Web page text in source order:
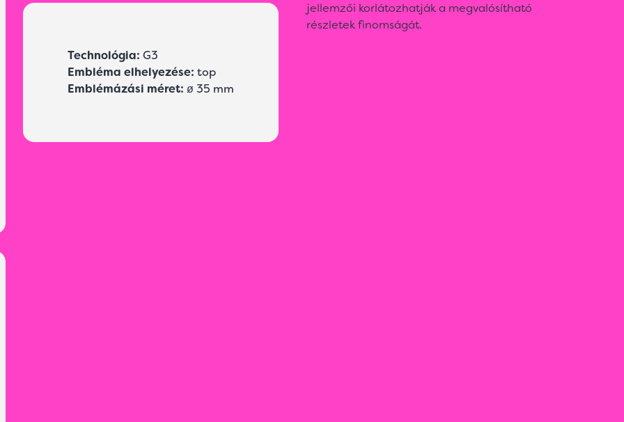
Technológia: G3
Embléma elhelyezése: top
Emblémázási méret: ø 35 mm
jellemzői korlátozhatják a megvalósítható
részletek finomságát.